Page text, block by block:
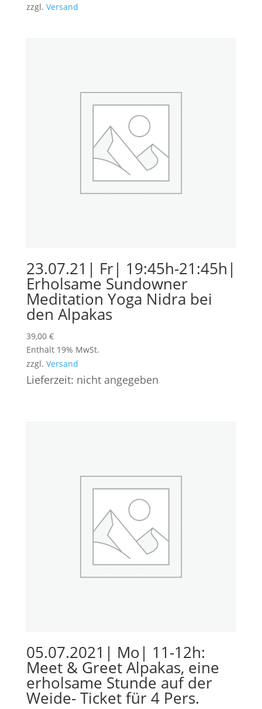
zzgl. Versand
23.07.21| Fr| 19:45h-21:45h|
Erholsame Sundowner
Meditation Yoga Nidra bei
den Alpakas
39,00 €
Enthält 19% MwSt.
zzgl. Versand
Lieferzeit: nicht angegeben
05.07.2021| Mo| 11-12h:
Meet & Greet Alpakas, eine
erholsame Stunde auf der
Weide- Ticket für 4 Pers.